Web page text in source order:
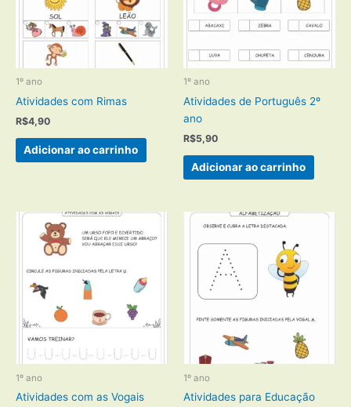
1º ano
Atividades com Rimas
R$4,90
Adicionar ao carrinho
1º ano
Atividades de Português 2º
ano
R$5,90
Adicionar ao carrinho
1º ano
Atividades com as Vogais
1º ano
Atividades para Educação